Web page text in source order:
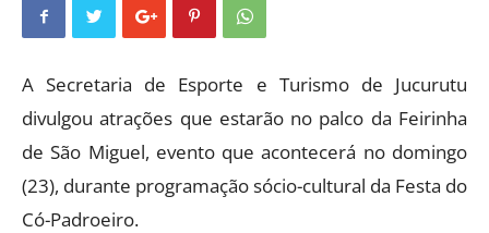
A Secretaria de Esporte e Turismo de Jucurutu
divulgou atrações que estarão no palco da Feirinha
de São Miguel, evento que acontecerá no domingo
(23), durante programação sócio-cultural da Festa do
Có-Padroeiro.